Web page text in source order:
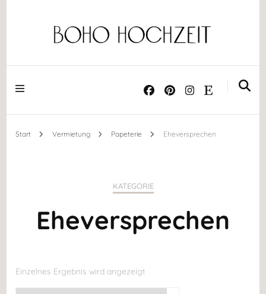
BOHO HOCHZEIT
Start Vermietung Papeterie Eheversprechen
KATEGORIE
Eheversprechen
Einzelnes Ergebnis wird angezeigt